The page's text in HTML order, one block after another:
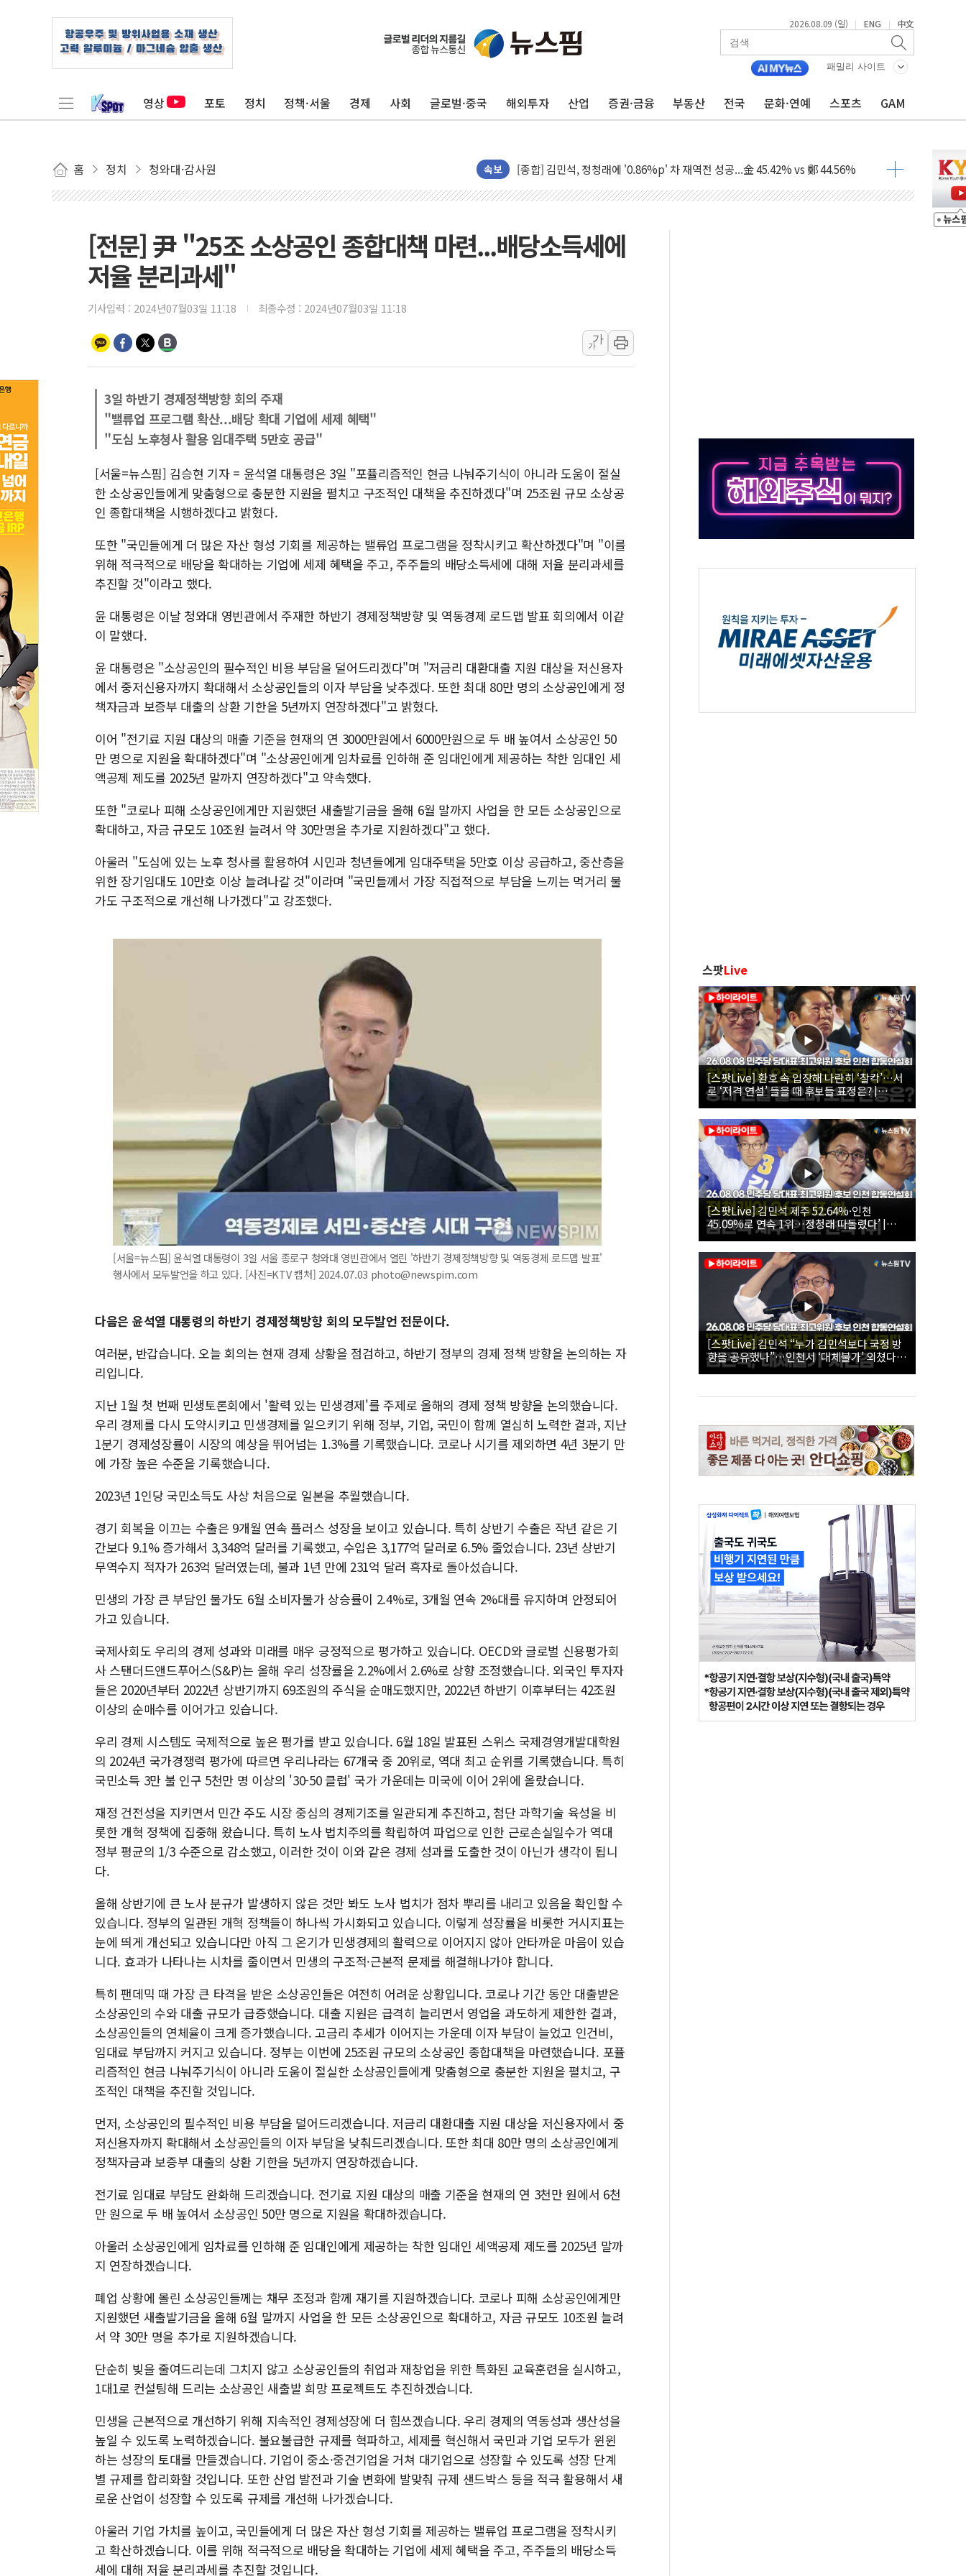
2026.08.09 (일) | ENG | 中文
패밀리 사이트
영상 포토 정치 정책·서울 경제 사회 글로벌·중국 해외투자 산업 증권·금융 부동산 전국 문화·연예 스포츠 GAM
홈 정치 청와대·감사원 속보
포항시 재난예산 40억 긴급 투입…고수온 양식장 복구·지원 '총력'
[종합] 김민석, 정청래에 '0.86%p' 차 재역전 성공...金 45.42% vs 鄭 44.56%
김민석, 2주차 제주·인천 경선서 정청래에 승리...47.75% vs 42.08%
[속보] 민주, 제주·인천 경선 결과 발표...김민석 47.75% 정청래 42.08%
美, 이란전 출구전략 만지작…공습 한계·탄약 부족 현실화
강릉·동해·삼척 시간당 최대 50㎜ 폭우…강원 동해안 강한 비 이어져
여수 오동도 인근 해상서 모터보트 전복…1명 사망·1명 실종
추미애, '위안부' 피해자 기림의 날 참석..."국제적 시민 연대로 목소리 내야"
인천 선재도 갯벌서 해루질 중 실종 60대 나흘만에 숨진 채 발견
인천서 말다툼 중 어머니 흉기 살해 10대 아들 체포
[전문] 尹 "25조 소상공인 종합대책 마련...배당소득세에
저율 분리과세"
기사입력 : 2024년07월03일 11:18 최종수정 : 2024년07월03일 11:18
가
가
3일 하반기 경제정책방향 회의 주재
"밸류업 프로그램 확산...배당 확대 기업에 세제 혜택"
"도심 노후청사 활용 임대주택 5만호 공급"
[서울=뉴스핌] 김승현 기자 = 윤석열 대통령은 3일 "포퓰리즘적인 현금 나눠주기식이 아니라 도움이 절실
한 소상공인들에게 맞춤형으로 충분한 지원을 펼치고 구조적인 대책을 추진하겠다"며 25조원 규모 소상공
인 종합대책을 시행하겠다고 밝혔다.
또한 "국민들에게 더 많은 자산 형성 기회를 제공하는 밸류업 프로그램을 정착시키고 확산하겠다"며 "이를
위해 적극적으로 배당을 확대하는 기업에 세제 혜택을 주고, 주주들의 배당소득세에 대해 저율 분리과세를
추진할 것"이라고 했다.
윤 대통령은 이날 청와대 영빈관에서 주재한 하반기 경제정책방향 및 역동경제 로드맵 발표 회의에서 이같
이 말했다.
윤 대통령은 "소상공인의 필수적인 비용 부담을 덜어드리겠다"며 "저금리 대환대출 지원 대상을 저신용자
에서 중저신용자까지 확대해서 소상공인들의 이자 부담을 낮추겠다. 또한 최대 80만 명의 소상공인에게 정
책자금과 보증부 대출의 상환 기한을 5년까지 연장하겠다"고 밝혔다.
이어 "전기료 지원 대상의 매출 기준을 현재의 연 3000만원에서 6000만원으로 두 배 높여서 소상공인 50
만 명으로 지원을 확대하겠다"며 "소상공인에게 임차료를 인하해 준 임대인에게 제공하는 착한 임대인 세
액공제 제도를 2025년 말까지 연장하겠다"고 약속했다.
또한 "코로나 피해 소상공인에게만 지원했던 새출발기금을 올해 6월 말까지 사업을 한 모든 소상공인으로
확대하고, 자금 규모도 10조원 늘려서 약 30만명을 추가로 지원하겠다"고 했다.
아울러 "도심에 있는 노후 청사를 활용하여 시민과 청년들에게 임대주택을 5만호 이상 공급하고, 중산층을
위한 장기임대도 10만호 이상 늘려나갈 것"이라며 "국민들께서 가장 직접적으로 부담을 느끼는 먹거리 물
가도 구조적으로 개선해 나가겠다"고 강조했다.
[서울=뉴스핌] 윤석열 대통령이 3일 서울 종로구 청와대 영빈관에서 열린 '하반기 경제정책방향 및 역동경제 로드맵 발표'
행사에서 모두발언을 하고 있다. [사진=KTV 캡처] 2024.07.03 photo@newspim.com
다음은 윤석열 대통령의 하반기 경제정책방향 회의 모두발언 전문이다.
여러분, 반갑습니다. 오늘 회의는 현재 경제 상황을 점검하고, 하반기 정부의 경제 정책 방향을 논의하는 자
리입니다.
지난 1월 첫 번째 민생토론회에서 '활력 있는 민생경제'를 주제로 올해의 경제 정책 방향을 논의했습니다.
우리 경제를 다시 도약시키고 민생경제를 일으키기 위해 정부, 기업, 국민이 함께 열심히 노력한 결과, 지난
1분기 경제성장률이 시장의 예상을 뛰어넘는 1.3%를 기록했습니다. 코로나 시기를 제외하면 4년 3분기 만
에 가장 높은 수준을 기록했습니다.
2023년 1인당 국민소득도 사상 처음으로 일본을 추월했습니다.
경기 회복을 이끄는 수출은 9개월 연속 플러스 성장을 보이고 있습니다. 특히 상반기 수출은 작년 같은 기
간보다 9.1% 증가해서 3,348억 달러를 기록했고, 수입은 3,177억 달러로 6.5% 줄었습니다. 23년 상반기
무역수지 적자가 263억 달러였는데, 불과 1년 만에 231억 달러 흑자로 돌아섰습니다.
민생의 가장 큰 부담인 물가도 6월 소비자물가 상승률이 2.4%로, 3개월 연속 2%대를 유지하며 안정되어
가고 있습니다.
국제사회도 우리의 경제 성과와 미래를 매우 긍정적으로 평가하고 있습니다. OECD와 글로벌 신용평가회
사 스탠더드앤드푸어스(S&P)는 올해 우리 성장률을 2.2%에서 2.6%로 상향 조정했습니다. 외국인 투자자
들은 2020년부터 2022년 상반기까지 69조원의 주식을 순매도했지만, 2022년 하반기 이후부터는 42조원
이상의 순매수를 이어가고 있습니다.
우리 경제 시스템도 국제적으로 높은 평가를 받고 있습니다. 6월 18일 발표된 스위스 국제경영개발대학원
의 2024년 국가경쟁력 평가에 따르면 우리나라는 67개국 중 20위로, 역대 최고 순위를 기록했습니다. 특히
국민소득 3만 불 인구 5천만 명 이상의 '30-50 클럽' 국가 가운데는 미국에 이어 2위에 올랐습니다.
재정 건전성을 지키면서 민간 주도 시장 중심의 경제기조를 일관되게 추진하고, 첨단 과학기술 육성을 비
롯한 개혁 정책에 집중해 왔습니다. 특히 노사 법치주의를 확립하여 파업으로 인한 근로손실일수가 역대
정부 평균의 1/3 수준으로 감소했고, 이러한 것이 이와 같은 경제 성과를 도출한 것이 아닌가 생각이 됩니
다.
올해 상반기에 큰 노사 분규가 발생하지 않은 것만 봐도 노사 법치가 점차 뿌리를 내리고 있음을 확인할 수
있습니다. 정부의 일관된 개혁 정책들이 하나씩 가시화되고 있습니다. 이렇게 성장률을 비롯한 거시지표는
눈에 띄게 개선되고 있습니다만 아직 그 온기가 민생경제의 활력으로 이어지지 않아 안타까운 마음이 있습
니다. 효과가 나타나는 시차를 줄이면서 민생의 구조적·근본적 문제를 해결해나가야 합니다.
특히 팬데믹 때 가장 큰 타격을 받은 소상공인들은 여전히 어려운 상황입니다. 코로나 기간 동안 대출받은
소상공인의 수와 대출 규모가 급증했습니다. 대출 지원은 급격히 늘리면서 영업을 과도하게 제한한 결과,
소상공인들의 연체율이 크게 증가했습니다. 고금리 추세가 이어지는 가운데 이자 부담이 늘었고 인건비,
임대료 부담까지 커지고 있습니다. 정부는 이번에 25조원 규모의 소상공인 종합대책을 마련했습니다. 포퓰
리즘적인 현금 나눠주기식이 아니라 도움이 절실한 소상공인들에게 맞춤형으로 충분한 지원을 펼치고, 구
조적인 대책을 추진할 것입니다.
먼저, 소상공인의 필수적인 비용 부담을 덜어드리겠습니다. 저금리 대환대출 지원 대상을 저신용자에서 중
저신용자까지 확대해서 소상공인들의 이자 부담을 낮춰드리겠습니다. 또한 최대 80만 명의 소상공인에게
정책자금과 보증부 대출의 상환 기한을 5년까지 연장하겠습니다.
전기료 임대료 부담도 완화해 드리겠습니다. 전기료 지원 대상의 매출 기준을 현재의 연 3천만 원에서 6천
만 원으로 두 배 높여서 소상공인 50만 명으로 지원을 확대하겠습니다.
아울러 소상공인에게 임차료를 인하해 준 임대인에게 제공하는 착한 임대인 세액공제 제도를 2025년 말까
지 연장하겠습니다.
폐업 상황에 몰린 소상공인들께는 채무 조정과 함께 재기를 지원하겠습니다. 코로나 피해 소상공인에게만
지원했던 새출발기금을 올해 6월 말까지 사업을 한 모든 소상공인으로 확대하고, 자금 규모도 10조원 늘려
서 약 30만 명을 추가로 지원하겠습니다.
단순히 빚을 줄여드리는데 그치지 않고 소상공인들의 취업과 재창업을 위한 특화된 교육훈련을 실시하고,
1대1로 컨설팅해 드리는 소상공인 새출발 희망 프로젝트도 추진하겠습니다.
민생을 근본적으로 개선하기 위해 지속적인 경제성장에 더 힘쓰겠습니다. 우리 경제의 역동성과 생산성을
높일 수 있도록 노력하겠습니다. 불요불급한 규제를 혁파하고, 세제를 혁신해서 국민과 기업 모두가 윈윈
하는 성장의 토대를 만들겠습니다. 기업이 중소·중견기업을 거쳐 대기업으로 성장할 수 있도록 성장 단계
별 규제를 합리화할 것입니다. 또한 산업 발전과 기술 변화에 발맞춰 규제 샌드박스 등을 적극 활용해서 새
로운 산업이 성장할 수 있도록 규제를 개선해 나가겠습니다.
아울러 기업 가치를 높이고, 국민들에게 더 많은 자산 형성 기회를 제공하는 밸류업 프로그램을 정착시키
고 확산하겠습니다. 이를 위해 적극적으로 배당을 확대하는 기업에 세제 혜택을 주고, 주주들의 배당소득
세에 대해 저율 분리과세를 추진할 것입니다.
스팟Live
[스팟Live] 환호 속 입장해 나란히 ‘찰칵’…서
로 ‘저격 연설’ 들을 때 후보들 표정은? |
26.08.08 더불어민주당 당대표·최고위원 후
보 인천 합동연설회
[스팟Live] 김민석 제주 52.64%·인천
45.09%로 연속 1위…정청래 따돌렸다’ |
26.08.08 더불어민주당 당대표·최고위원 후
보 인천 합동연설회
[스팟Live] 김민석 “누가 김민석보다 국정 방
향을 공유했나”…인천서 ‘대체불가’ 외쳤다 |
26.08.08 더불어민주당 당대표·최고위원 후